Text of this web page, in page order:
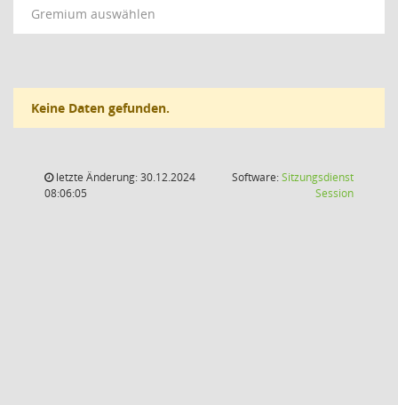
Gremium auswählen
Keine Daten gefunden.
letzte Änderung: 30.12.2024
08:06:05
Software:Sitzungsdienst
Session(Wird in